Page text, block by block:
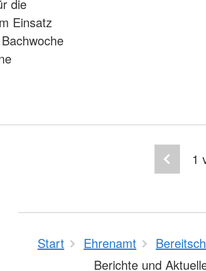
die
Einsatz
1
Start Ehrenamt
Berichte und